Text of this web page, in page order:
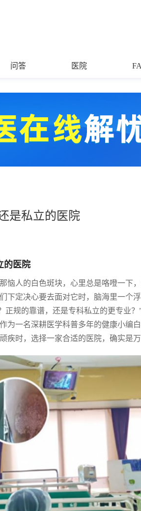
问答 医院
是私立的医院
的医院
恼人的白色斑块，心里总是咯噔一下
下定决心要去面对它时，脑海里一个
正规的靠谱，还是专科私立的更专业
为一名深耕医学科普多年的健康小编
疾时，选择一家合适的医院，确实是万